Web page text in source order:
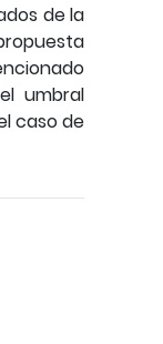
de la
umbral
caso de